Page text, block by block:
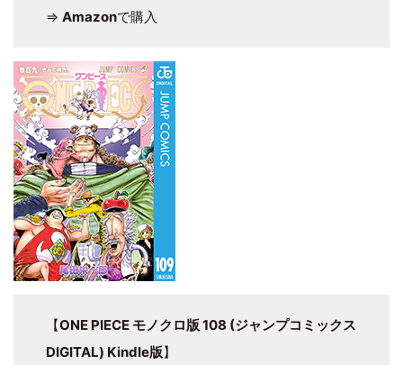
⇒ Amazonで購入
【ONE PIECE モノクロ版 108 (ジャンプコミックス
DIGITAL) Kindle版】